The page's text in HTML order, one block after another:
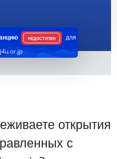
НЕДОСТУПЕН
для
открытия
с